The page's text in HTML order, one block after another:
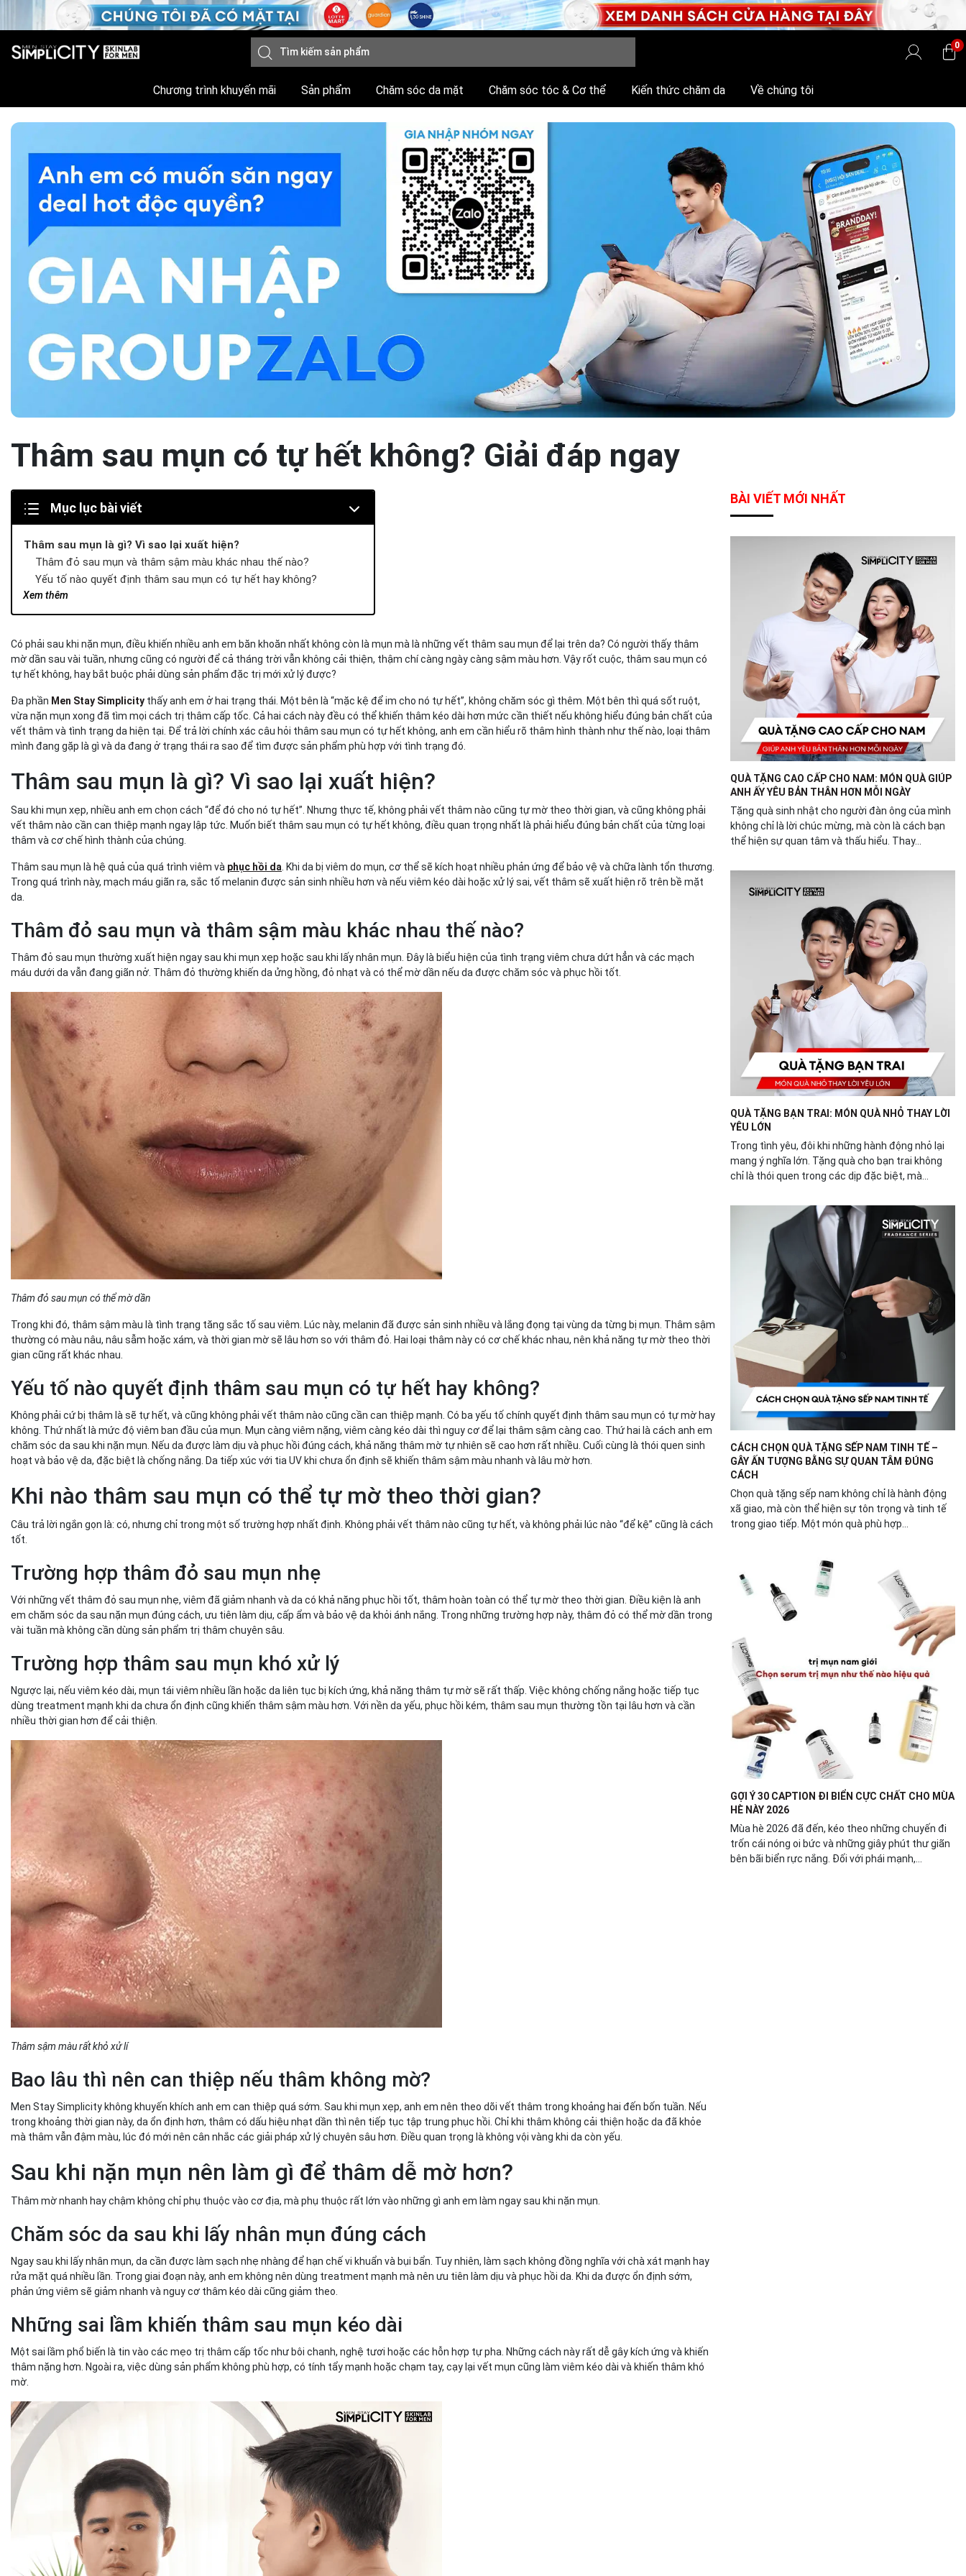
0
Chương trình khuyến mãi Sản phẩm Chăm sóc da mặt Chăm sóc tóc & Cơ thể Kiến thức chăm da Về chúng tôi
Thâm sau mụn có tự hết không? Giải đáp ngay
Mục lục bài viết
Xem thêm
Thâm sau mụn là gì? Vì sao lại xuất hiện?
Thâm đỏ sau mụn và thâm sậm màu khác nhau thế nào?
Yếu tố nào quyết định thâm sau mụn có tự hết hay không?
Khi nào thâm sau mụn có thể tự mờ theo thời gian?
Trường hợp thâm đỏ sau mụn nhẹ
Bao lâu thì nên can thiệp nếu thâm không mờ?
Sau khi nặn mụn nên làm gì để thâm dễ mờ hơn?
Chăm sóc da sau khi lấy nhân mụn đúng cách
Những sai lầm khiến thâm sau mụn kéo dài
Vì sao phục hồi da tốt giúp thâm tự mờ nhanh hơn?
Giải pháp giúp da phục hồi sau mụn và hạn chế thâm
Vì sao muốn thâm mờ nhanh phải bắt đầu từ phục hồi da?
Kem dưỡng ẩm B5 & Bioactive Derma Pro hỗ trợ da sau mụn thế nào?
Kết luận – Thâm sau mụn có thể tự hết, nếu anh em làm đúng
Có phải sau khi nặn mụn, điều khiến nhiều anh em băn khoăn nhất không còn là mụn mà là những vết thâm sau mụn để lại trên da? Có người thấy thâm
mờ dần sau vài tuần, nhưng cũng có người để cả tháng trời vẫn không cải thiện, thậm chí càng ngày càng sậm màu hơn. Vậy rốt cuộc, thâm sau mụn có
tự hết không, hay bắt buộc phải dùng sản phẩm đặc trị mới xử lý được?
Đa phần Men Stay Simplicity thấy anh em ở hai trạng thái. Một bên là “mặc kệ để im cho nó tự hết”, không chăm sóc gì thêm. Một bên thì quá sốt ruột,
vừa nặn mụn xong đã tìm mọi cách trị thâm cấp tốc. Cả hai cách này đều có thể khiến thâm kéo dài hơn mức cần thiết nếu không hiểu đúng bản chất của
vết thâm và tình trạng da hiện tại. Để trả lời chính xác câu hỏi thâm sau mụn có tự hết không, anh em cần hiểu rõ thâm hình thành như thế nào, loại thâm
mình đang gặp là gì và da đang ở trạng thái ra sao để tìm được sản phẩm phù hợp với tình trạng đó.
Thâm sau mụn là gì? Vì sao lại xuất hiện?
Sau khi mụn xẹp, nhiều anh em chọn cách “để đó cho nó tự hết”. Nhưng thực tế, không phải vết thâm nào cũng tự mờ theo thời gian, và cũng không phải
vết thâm nào cần can thiệp mạnh ngay lập tức. Muốn biết thâm sau mụn có tự hết không, điều quan trọng nhất là phải hiểu đúng bản chất của từng loại
thâm và cơ chế hình thành của chúng.
Thâm sau mụn là hệ quả của quá trình viêm và phục hồi da . Khi da bị viêm do mụn, cơ thể sẽ kích hoạt nhiều phản ứng để bảo vệ và chữa lành tổn thương.
Trong quá trình này, mạch máu giãn ra, sắc tố melanin được sản sinh nhiều hơn và nếu viêm kéo dài hoặc xử lý sai, vết thâm sẽ xuất hiện rõ trên bề mặt
da.
Thâm đỏ sau mụn và thâm sậm màu khác nhau thế nào?
Thâm đỏ sau mụn thường xuất hiện ngay sau khi mụn xẹp hoặc sau khi lấy nhân mụn. Đây là biểu hiện của tình trạng viêm chưa dứt hẳn và các mạch
máu dưới da vẫn đang giãn nở. Thâm đỏ thường khiến da ửng hồng, đỏ nhạt và có thể mờ dần nếu da được chăm sóc và phục hồi tốt.
Thâm đỏ sau mụn có thể mờ dần
Trong khi đó, thâm sậm màu là tình trạng tăng sắc tố sau viêm. Lúc này, melanin đã được sản sinh nhiều và lắng đọng tại vùng da từng bị mụn. Thâm sậm
thường có màu nâu, nâu sẫm hoặc xám, và thời gian mờ sẽ lâu hơn so với thâm đỏ. Hai loại thâm này có cơ chế khác nhau, nên khả năng tự mờ theo thời
gian cũng rất khác nhau.
Yếu tố nào quyết định thâm sau mụn có tự hết hay không?
Không phải cứ bị thâm là sẽ tự hết, và cũng không phải vết thâm nào cũng cần can thiệp mạnh. Có ba yếu tố chính quyết định thâm sau mụn có tự mờ hay
không. Thứ nhất là mức độ viêm ban đầu của mụn. Mụn càng viêm nặng, viêm càng kéo dài thì nguy cơ để lại thâm sậm càng cao. Thứ hai là cách anh em
chăm sóc da sau khi nặn mụn. Nếu da được làm dịu và phục hồi đúng cách, khả năng thâm mờ tự nhiên sẽ cao hơn rất nhiều. Cuối cùng là thói quen sinh
hoạt và bảo vệ da, đặc biệt là chống nắng. Da tiếp xúc với tia UV khi chưa ổn định sẽ khiến thâm sậm màu nhanh và lâu mờ hơn.
Khi nào thâm sau mụn có thể tự mờ theo thời gian?
Câu trả lời ngắn gọn là: có, nhưng chỉ trong một số trường hợp nhất định. Không phải vết thâm nào cũng tự hết, và không phải lúc nào “để kệ” cũng là cách
tốt.
Trường hợp thâm đỏ sau mụn nhẹ
Với những vết thâm đỏ sau mụn nhẹ, viêm đã giảm nhanh và da có khả năng phục hồi tốt, thâm hoàn toàn có thể tự mờ theo thời gian. Điều kiện là anh
em chăm sóc da sau nặn mụn đúng cách, ưu tiên làm dịu, cấp ẩm và bảo vệ da khỏi ánh nắng. Trong những trường hợp này, thâm đỏ có thể mờ dần trong
vài tuần mà không cần dùng sản phẩm trị thâm chuyên sâu.
Trường hợp thâm sau mụn khó xử lý
Ngược lại, nếu viêm kéo dài, mụn tái viêm nhiều lần hoặc da liên tục bị kích ứng, khả năng thâm tự mờ sẽ rất thấp. Việc không chống nắng hoặc tiếp tục
dùng treatment mạnh khi da chưa ổn định cũng khiến thâm sậm màu hơn. Với nền da yếu, phục hồi kém, thâm sau mụn thường tồn tại lâu hơn và cần
nhiều thời gian hơn để cải thiện.
Thâm sậm màu rất khỏ xử lí
Bao lâu thì nên can thiệp nếu thâm không mờ?
Men Stay Simplicity không khuyến khích anh em can thiệp quá sớm. Sau khi mụn xẹp, anh em nên theo dõi vết thâm trong khoảng hai đến bốn tuần. Nếu
trong khoảng thời gian này, da ổn định hơn, thâm có dấu hiệu nhạt dần thì nên tiếp tục tập trung phục hồi. Chỉ khi thâm không cải thiện hoặc da đã khỏe
mà thâm vẫn đậm màu, lúc đó mới nên cân nhắc các giải pháp xử lý chuyên sâu hơn. Điều quan trọng là không vội vàng khi da còn yếu.
Sau khi nặn mụn nên làm gì để thâm dễ mờ hơn?
Thâm mờ nhanh hay chậm không chỉ phụ thuộc vào cơ địa, mà phụ thuộc rất lớn vào những gì anh em làm ngay sau khi nặn mụn.
Chăm sóc da sau khi lấy nhân mụn đúng cách
Ngay sau khi lấy nhân mụn, da cần được làm sạch nhẹ nhàng để hạn chế vi khuẩn và bụi bẩn. Tuy nhiên, làm sạch không đồng nghĩa với chà xát mạnh hay
rửa mặt quá nhiều lần. Trong giai đoạn này, anh em không nên dùng treatment mạnh mà nên ưu tiên làm dịu và phục hồi da. Khi da được ổn định sớm,
phản ứng viêm sẽ giảm nhanh và nguy cơ thâm kéo dài cũng giảm theo.
Những sai lầm khiến thâm sau mụn kéo dài
Một sai lầm phổ biến là tin vào các mẹo trị thâm cấp tốc như bôi chanh, nghệ tươi hoặc các hỗn hợp tự pha. Những cách này rất dễ gây kích ứng và khiến
thâm nặng hơn. Ngoài ra, việc dùng sản phẩm không phù hợp, có tính tẩy mạnh hoặc chạm tay, cạy lại vết mụn cũng làm viêm kéo dài và khiến thâm khó
mờ.
BÀI VIẾT MỚI NHẤT
QUÀ TẶNG CAO CẤP CHO NAM: MÓN QUÀ GIÚP
ANH ẤY YÊU BẢN THÂN HƠN MỖI NGÀY
Tặng quà sinh nhật cho người đàn ông của mình
không chỉ là lời chúc mừng, mà còn là cách bạn
thể hiện sự quan tâm và thấu hiểu. Thay...
QUÀ TẶNG BẠN TRAI: MÓN QUÀ NHỎ THAY LỜI
YÊU LỚN
Trong tình yêu, đôi khi những hành động nhỏ lại
mang ý nghĩa lớn. Tặng quà cho bạn trai không
chỉ là thói quen trong các dịp đặc biệt, mà...
CÁCH CHỌN QUÀ TẶNG SẾP NAM TINH TẾ –
GÂY ẤN TƯỢNG BẰNG SỰ QUAN TÂM ĐÚNG
CÁCH
Chọn quà tặng sếp nam không chỉ là hành động
xã giao, mà còn thể hiện sự tôn trọng và tinh tế
trong giao tiếp. Một món quà phù hợp...
GỢI Ý 30 CAPTION ĐI BIỂN CỰC CHẤT CHO MÙA
HÈ NÀY 2026
Mùa hè 2026 đã đến, kéo theo những chuyến đi
trốn cái nóng oi bức và những giây phút thư giãn
bên bãi biển rực nắng. Đối với phái mạnh,...